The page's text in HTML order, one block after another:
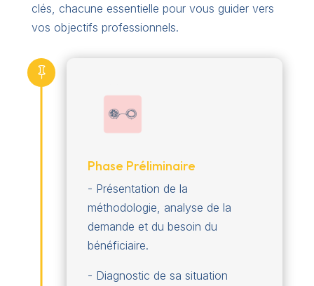
clés, chacune essentielle pour vous guider vers
vos objectifs professionnels.
Phase Préliminaire
- Présentation de la
méthodologie, analyse de la
demande et du besoin du
bénéficiaire.
- Diagnostic de sa situation
